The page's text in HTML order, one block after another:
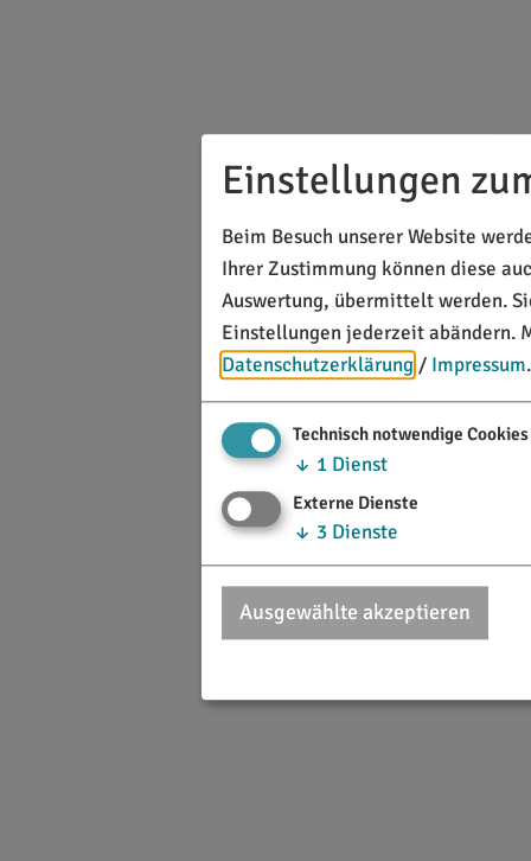
Einstellungen
Beim Besuch unserer Website
Ihrer Zustimmung können diese
Auswertung, übermittelt werden.
Einstellungen jederzeit abändern.
Datenschutzerklärung / Impressum.
Technisch notwendige Cookies
↓ 1 Dienst
Externe Dienste
↓ 3 Dienste
Ausgewählte akzeptieren